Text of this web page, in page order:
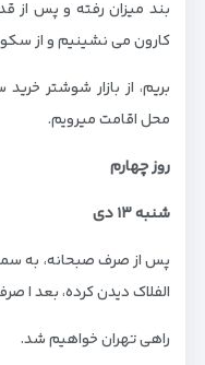
بند میزان رفته و پس از
کارون می نشینیم و از
بریم، از بازار شوشتر
محل اقامت میرویم.
روز چهارم
شنبه۱۳دی
پس از صرف صبحانه، به
الفلاک دیدن کرده، بعد ا
راهی تهران خواهیم شد.